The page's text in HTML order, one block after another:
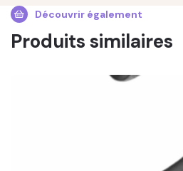
Découvrir également
Produits similaires